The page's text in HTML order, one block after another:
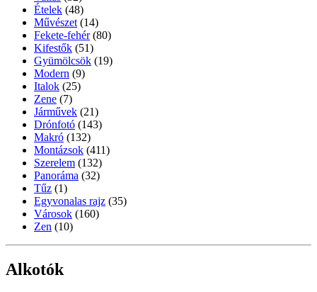
Ételek (48)
Művészet (14)
Fekete-fehér (80)
Kifestők (51)
Gyümölcsök (19)
Modern (9)
Italok (25)
Zene (7)
Járművek (21)
Drónfotó (143)
Makró (132)
Montázsok (411)
Szerelem (132)
Panoráma (32)
Tűz (1)
Egyvonalas rajz (35)
Városok (160)
Zen (10)
Alkotók